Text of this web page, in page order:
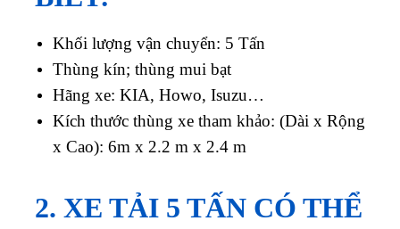
Khối lượng vận chuyển: 5 Tấn
Thùng kín; thùng mui bạt
Hãng xe: KIA, Howo, Isuzu…
Kích thước thùng xe tham khảo: (Dài x Rộng
x Cao): 6m x 2.2 m x 2.4 m
2. XE TẢI 5 TẤN CÓ THỂ